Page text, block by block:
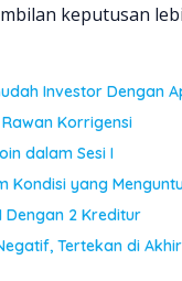
keputusan
Investor Dengan
Rawan Korrigensi
dalam Sesi I
Kondisi yang
Dengan 2 Kreditur
Tertekan di